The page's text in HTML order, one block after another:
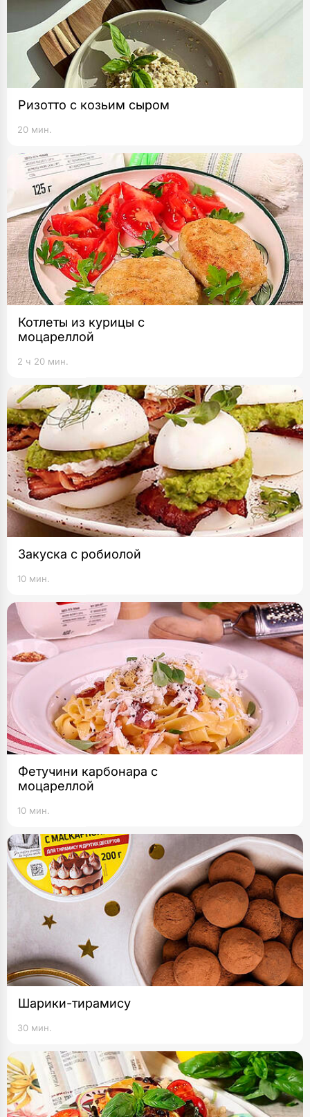
Ризотто с козьим сыром
20 мин.
Котлеты из курицы с
моцареллой
2 ч 20 мин.
Закуска с робиолой
10 мин.
Фетучини карбонара с
моцареллой
10 мин.
Шарики-тирамису
30 мин.